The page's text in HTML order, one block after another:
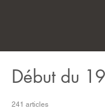
Début du
241 articles